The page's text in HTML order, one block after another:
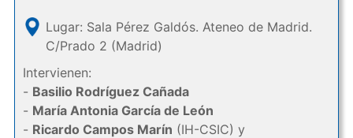
Lugar: Sala Pérez Galdós. Ateneo de Madrid.
C/Prado 2 (Madrid)
Intervienen:
- Basilio Rodríguez Cañada
- María Antonia García de León
- Ricardo Campos Marín (IH-CSIC) y